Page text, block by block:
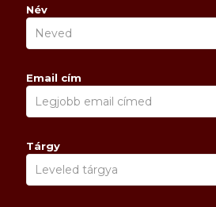
Név
Email cím
Tárgy